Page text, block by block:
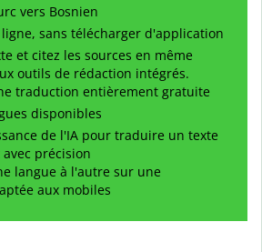
vers Bosnien
sans télécharger d'application
et citez les sources en même
outils de rédaction intégrés.
traduction entièrement gratuite
disponibles
de l'IA pour traduire un texte
précision
langue à l'autre sur une
aux mobiles